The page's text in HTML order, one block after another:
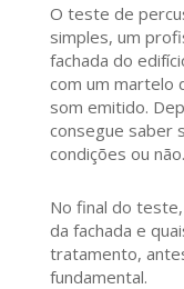
O teste de
simples, um
fachada do
com um martelo
som emitido.
consegue saber
condições ou não.
No final do
da fachada e
tratamento,
fundamental.